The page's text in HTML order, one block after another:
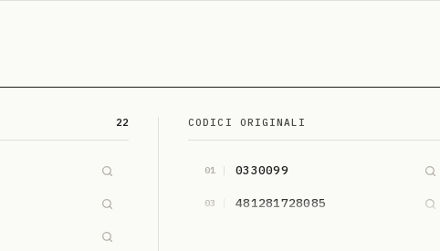
22 CODICI ORIGINALI
01 0330099
03 481281728085